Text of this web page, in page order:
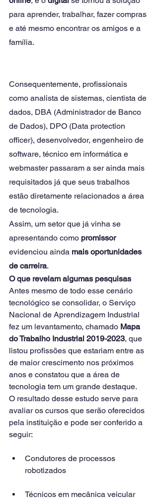
para aprender, trabalhar, fazer compras
e até mesmo encontrar os amigos e a
família.
Consequentemente, profissionais
como analista de sistemas, cientista de
dados, DBA (Administrador de Banco
de Dados), DPO (Data protection
officer), desenvolvedor, engenheiro de
software, técnico em informática e
webmaster passaram a ser ainda mais
requisitados já que seus trabalhos
estão diretamente relacionados a área
de tecnologia.
Assim, um setor que já vinha se
apresentando como promissor
evidenciou ainda mais oportunidades
de carreira.
O que revelam algumas pesquisas
Antes mesmo de todo esse cenário
tecnológico se consolidar, o Serviço
Nacional de Aprendizagem Industrial
fez um levantamento, chamado Mapa
do Trabalho Industrial 2019-2023, que
listou profissões que estariam entre as
de maior crescimento nos próximos
anos e constatou que a área de
tecnologia tem um grande destaque.
O resultado desse estudo serve para
avaliar os cursos que serão oferecidos
pela instituição e pode ser conferido a
seguir:
Condutores de processos
robotizados
Técnicos em mecânica veicular